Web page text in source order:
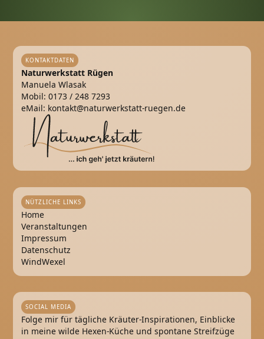
KONTAKTDATEN
Naturwerkstatt Rügen
Manuela Wlasak
Mobil:0173 / 248 7293
eMail: kontakt@naturwerkstatt-ruegen.de
NÜTZLICHE LINKS
Home
Veranstaltungen
Impressum
Datenschutz
WindWexel
SOCIAL MEDIA
Folge mir für tägliche Kräuter-Inspirationen, Einblicke
in meine wilde Hexen-Küche und spontane Streifzüge